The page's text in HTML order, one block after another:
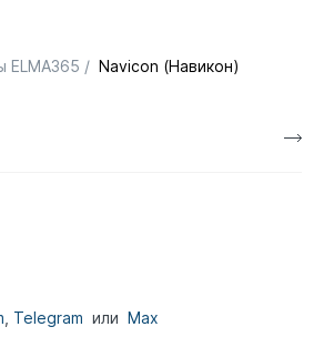
ELMA365 / Navicon (Навикон)
Telegram или Max